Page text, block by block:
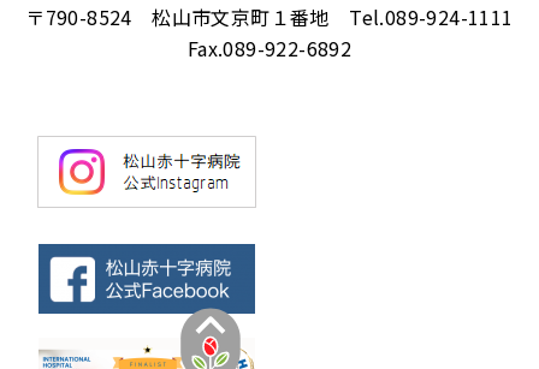
〒790-8524 松山市文京町１番地 Tel.089-924-1111
Fax.089-922-6892